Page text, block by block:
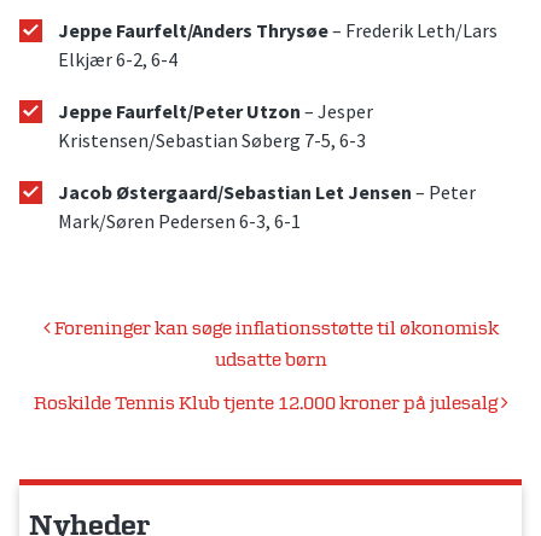
Jeppe Faurfelt/Anders Thrysøe– Frederik Leth/Lars
Elkjær 6-2, 6-4
Jeppe Faurfelt/Peter Utzon – Jesper
Kristensen/Sebastian Søberg 7-5, 6-3
Jacob Østergaard/Sebastian Let Jensen – Peter
Mark/Søren Pedersen 6-3, 6-1
Indlægsnavigation
Foreninger kan søge inflationsstøtte til økonomisk
udsatte børn
Roskilde Tennis Klub tjente 12.000 kroner på julesalg
Nyheder